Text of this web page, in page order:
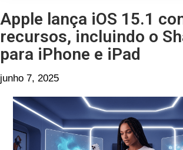
Apple lança iOS 15.1
recursos, incluindo o
para iPhone e iPad
junho 7, 2025